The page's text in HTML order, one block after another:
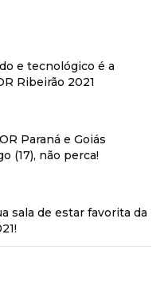
e tecnológico é a
Ribeirão 2021
Paraná e Goiás
(17), não perca!
sala de estar favorita da